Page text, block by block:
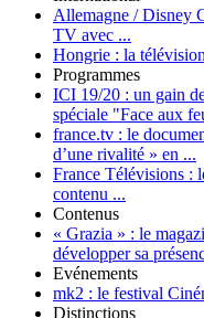
Allemagne / Disney
TV avec ...
Hongrie : la
Programmes
ICI 19/20 : un gain
spéciale "Face aux
france.tv : le
d’une rivalité » en ...
France Télévisions :
contenu ...
Contenus
« Grazia » : le
développer sa
Evénements
mk2 : le festival
Distinctions